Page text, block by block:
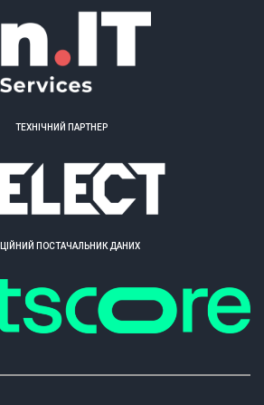
ТЕХНІЧНИЙ ПАРТНЕР
ПОСТАЧАЛЬНИК ДАНИХ